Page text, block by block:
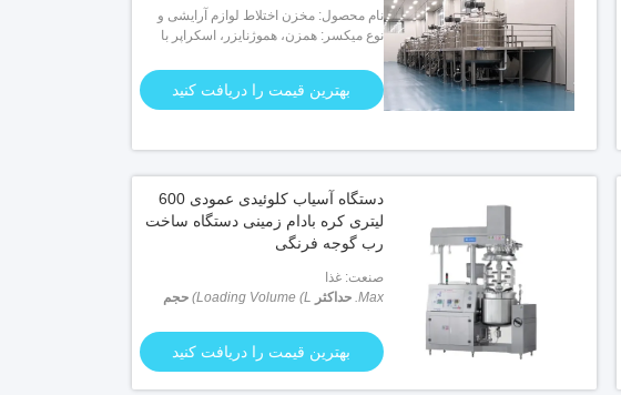
نام محصول: مخزن اختلاط لوازم آرایشی و
بهداشتی
نوع میکسر: همزن، هموژنایزر، اسکراپر با
بهترین قیمت را دریافت کنید
دستگاه آسیاب کلوئیدی عمودی 600
لیتری کره بادام زمینی دستگاه ساخت
رب گوجه فرنگی
صنعت: غذا
Max. حداکثر Loading Volume (L) حجم
بهترین قیمت را دریافت کنید